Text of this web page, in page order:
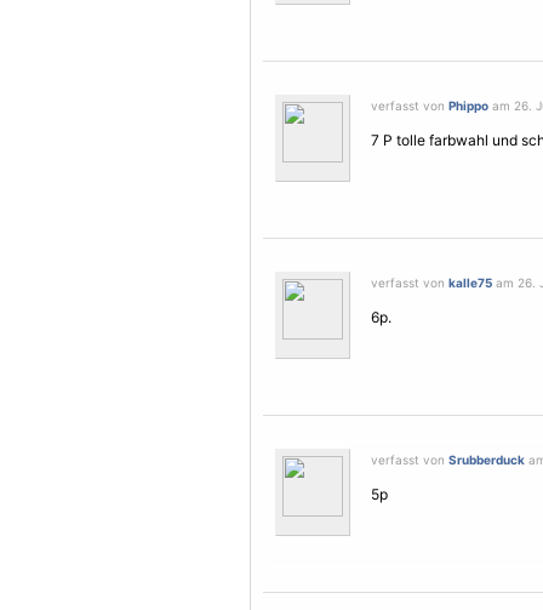
verfasst von Phippo am 26.
7 P tolle farbwahl und
verfasst von kalle75 am 26.
6p.
verfasst von Srubberduck
5p